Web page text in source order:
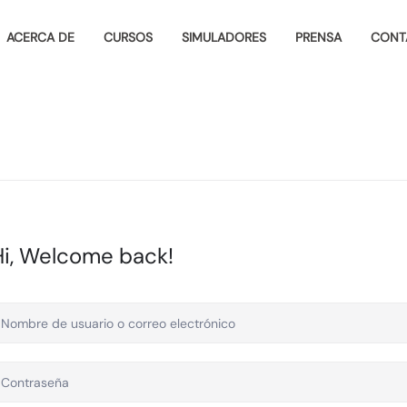
ACERCA DE CURSOS SIMULADORES PRENSA
Welcome back!